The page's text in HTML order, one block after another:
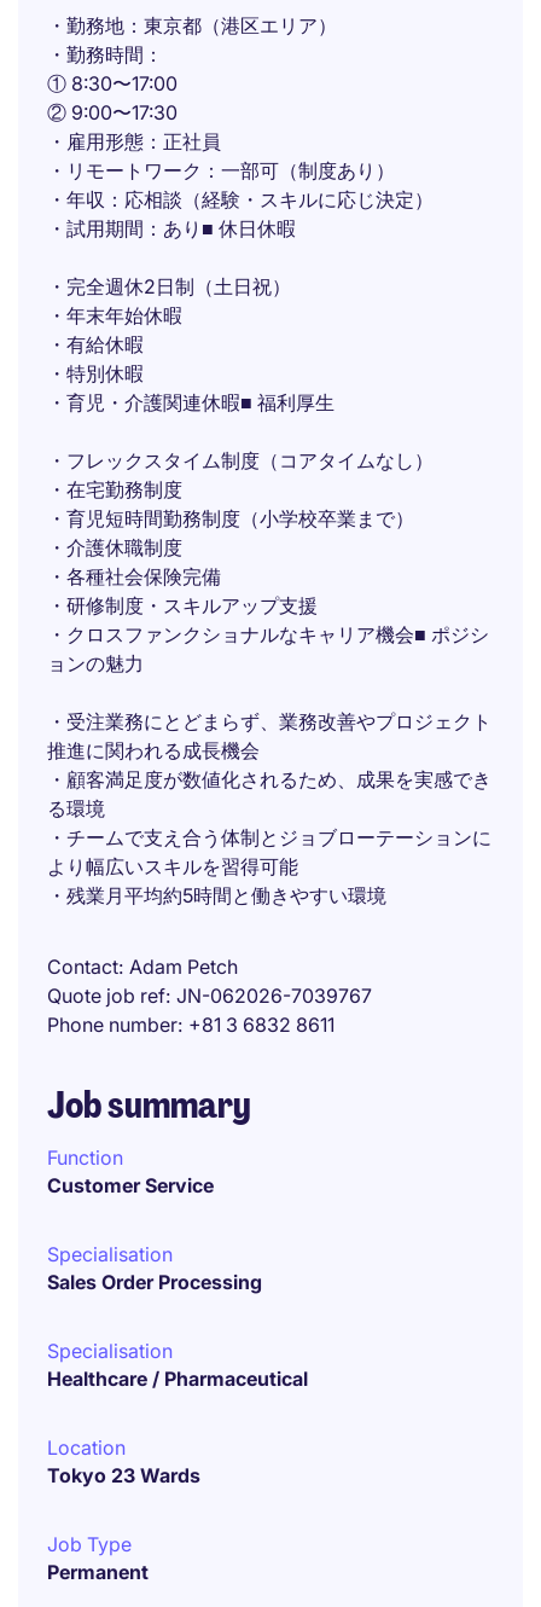
・勤務地：東京都（港区エリア）
・勤務時間：
① 8:30〜17:00
② 9:00〜17:30
・雇用形態：正社員
・リモートワーク：一部可（制度あり）
・年収：応相談（経験・スキルに応じ決定）
・試用期間：あり■ 休日休暇
・完全週休2日制（土日祝）
・年末年始休暇
・有給休暇
・特別休暇
・育児・介護関連休暇■ 福利厚生
・フレックスタイム制度（コアタイムなし）
・在宅勤務制度
・育児短時間勤務制度（小学校卒業まで）
・介護休職制度
・各種社会保険完備
・研修制度・スキルアップ支援
・クロスファンクショナルなキャリア機会■ ポジシ
ョンの魅力
・受注業務にとどまらず、業務改善やプロジェクト
推進に関われる成長機会
・顧客満足度が数値化されるため、成果を実感でき
る環境
・チームで支え合う体制とジョブローテーションに
より幅広いスキルを習得可能
・残業月平均約5時間と働きやすい環境
Contact Adam Petch
Quote job ref JN-062026-7039767
Phone number +81 3 6832 8611
Job summary
Function
Customer Service
Specialisation
Sales Order Processing
Specialisation
Healthcare / Pharmaceutical
Location
Tokyo 23 Wards
Job Type
Permanent